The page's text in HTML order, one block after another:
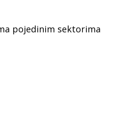
pojedinim sektorima